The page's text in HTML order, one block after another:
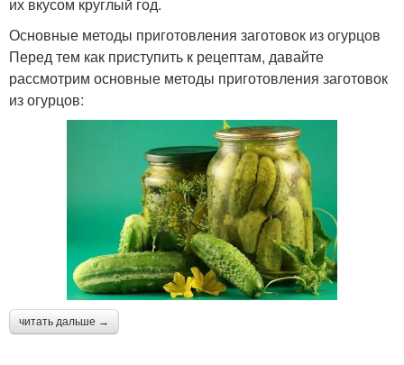
их вкусом круглый год.
Основные методы приготовления заготовок из огурцов
Перед тем как приступить к рецептам, давайте
рассмотрим основные методы приготовления заготовок
из огурцов:
читать дальше →